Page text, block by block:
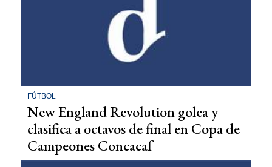
FÚTBOL
New England Revolution golea y
clasifica a octavos de final en Copa de
Campeones Concacaf